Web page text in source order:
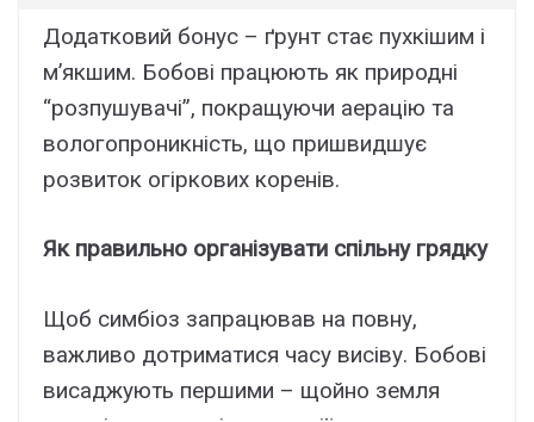
Додатковий бонус – ґрунт стає пухкішим і
м’якшим. Бобові працюють як природні
“розпушувачі”, покращуючи аерацію та
вологопроникність, що пришвидшує
розвиток огіркових коренів.
Як правильно організувати спільну грядку
Щоб симбіоз запрацював на повну,
важливо дотриматися часу висіву. Бобові
висаджують першими – щойно земля